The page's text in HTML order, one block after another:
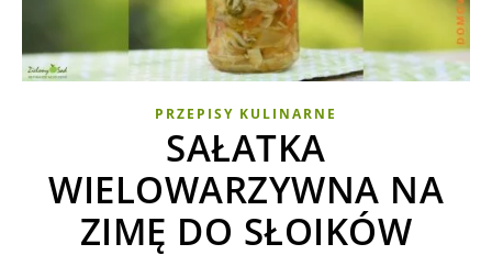
PRZEPISY KULINARNE
SAŁATKA
WIELOWARZYWNA NA
ZIMĘ DO SŁOIKÓW